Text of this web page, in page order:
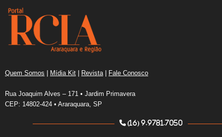
Quem Somos Mídia Kit Revista Fale Conosco
Rua Joaquim Alves – 171 • Jardim Primavera
CEP: 14802-424 • Araraquara, SP
(16) 9.9781.7050